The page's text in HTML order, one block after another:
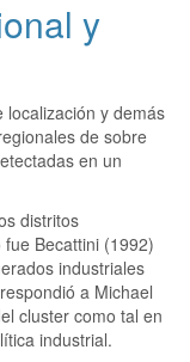
y
y demás
de sobre
en un
distritos
Becattini (1992)
industriales
a Michael
cluster como tal en
industrial.